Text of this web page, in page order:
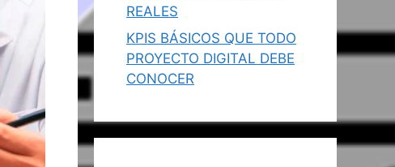
REALES
KPIS BÁSICOS QUE TODO
PROYECTO DIGITAL DEBE
CONOCER